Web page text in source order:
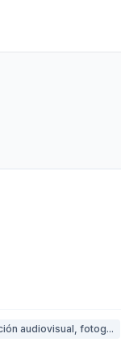
audiovisual, fotog...